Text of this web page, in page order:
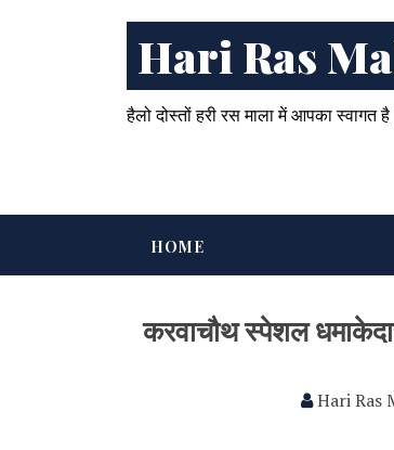
Hari Ras
हैलो दोस्तों हरी रस माला में आपका
HOME
करवाचौथ स्पेशल
Hari Ras